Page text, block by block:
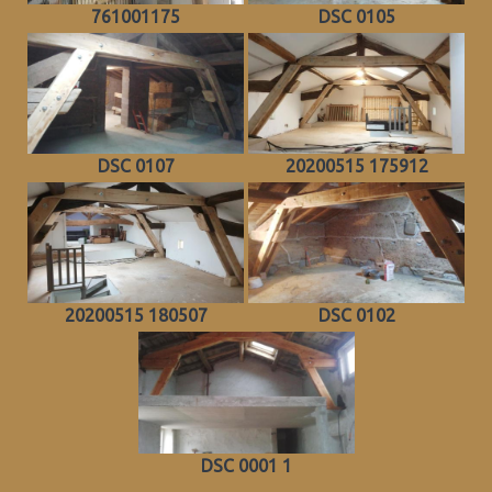
761001175 DSC 0105
DSC 0107 20200515 175912
20200515 180507 DSC 0102
DSC 0001 1